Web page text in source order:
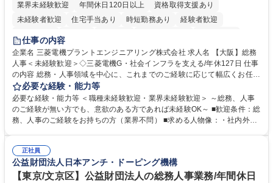
業界未経験歓迎
年間休日120日以上
資格取得支援あり
未経験者歓迎
住宅手当あり 時短勤務あり
経験者歓迎
退職金あり
駅近5分以内
土日祝休み 服装自由 寮・社宅あり 食事補助あり
仕事の内容
企業名 三菱電機プラントエンジニアリング株式会社 求人名 【大阪】総務
人事＜未経験歓迎＞◇三菱電機G・社会インフラを支える/年休127日 仕事
の内容 総務・人事領域を中心に、これまでのご経験に応じて幅広くお任せ
します。 ＜具体的には＞ ・総務/人事労務（給与・社保・勤怠管理など）
・採用・教育研修 ・福利厚生運用 など ※基本的には事務所勤務ですが、
採用や教育等の業務内容により、関西圏以外への日帰り・宿泊を伴う国内
出張もございます。 ※担当業務を持ちつつ、お互いに助け合いながら、総
必要な経験・能力等
必要な経験・能力等 ＜職種未経験歓迎・業界未経験歓迎＞ ～総務、人事
のご経験が無い方でも、意欲のある方であれば未経験OK～ ■歓迎条件：総
務、人事のご経験をお持ちの方（業界不問） ■求める人物像：・社内外の
正社員
公益財団法人日本アンチ・ドーピング機構
【東京/文京区】公益財団法人の総務人事業務/年間休日